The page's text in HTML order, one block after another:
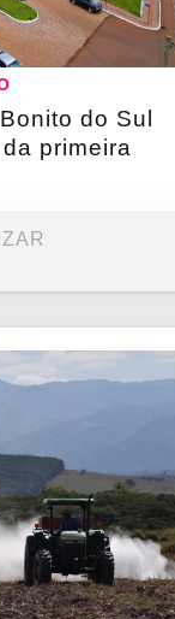
do Sul
primeira